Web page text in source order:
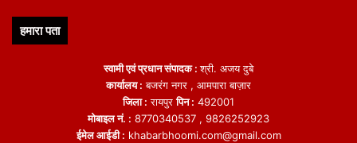
हमारा पता
स्वामी एवं प्रधान संपादक :श्री. अजय दुबे
कार्यालय : बजरंग नगर , आमपारा बाज़ार
जिला : रायपुरपिन : 492001
मोबाइल नं. : 8770340537 , 9826252923
ईमेल आईडी : khabarbhoomi.com@gmail.com